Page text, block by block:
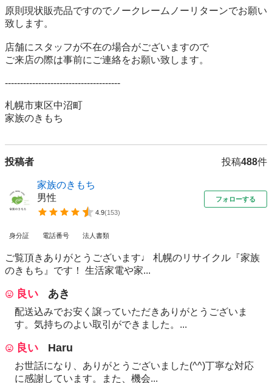
原則現状販売品ですのでノークレームノーリターンでお願い
致します。
店舗にスタッフが不在の場合がございますので
ご来店の際は事前にご連絡をお願い致します。
--------------------------------------
札幌市東区中沼町
家族のきもち
投稿者 投稿488件
家族のきもち
男性
4.9(153)
フォローする
身分証 電話番号 法人書類
ご覧頂きありがとうございます♩ 札幌のリサイクル『家族
のきもち』です！ 生活家電や家...
良い あき
配送込みでお安く譲っていただきありがとうございま
す。気持ちのよい取引ができました。...
良い Haru
お世話になり、ありがとうございました(^^)丁寧な対応
に感謝しています。また、機会...